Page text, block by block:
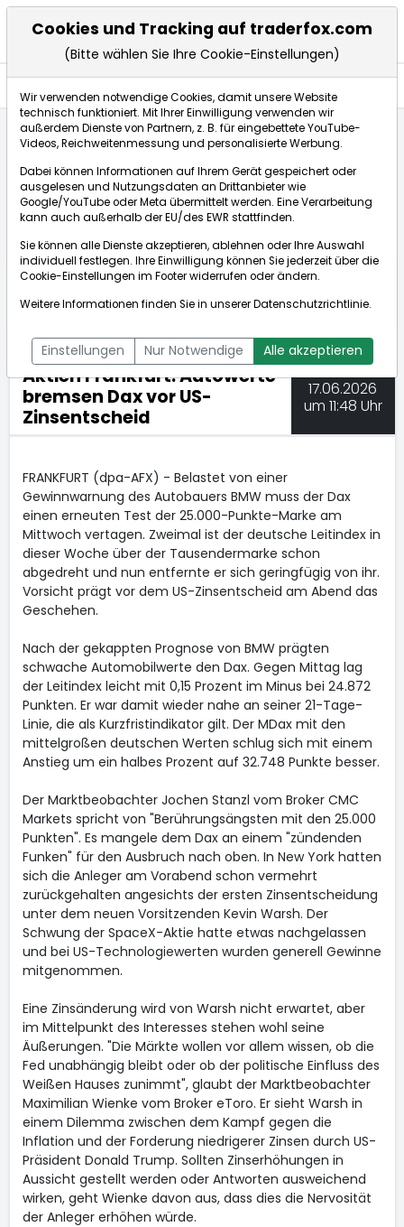
Aktien Frankfurt: Autowerte bremsen Dax vor US-Zin...
dpa-AFX Compact
ÜBERSICHT DPA-AFX PROFEED
DPA-AFX COMPACT
NEWSBOT
Aktien Frankfurt: Autowerte
bremsen Dax vor US-
Zinsentscheid
17.06.2026
um 11:48 Uhr
FRANKFURT (dpa-AFX) - Belastet von einer
Gewinnwarnung des Autobauers BMW muss der Dax
einen erneuten Test der 25.000-Punkte-Marke am
Mittwoch vertagen. Zweimal ist der deutsche Leitindex in
dieser Woche über der Tausendermarke schon
abgedreht und nun entfernte er sich geringfügig von ihr.
Vorsicht prägt vor dem US-Zinsentscheid am Abend das
Geschehen.
Nach der gekappten Prognose von BMW prägten
schwache Automobilwerte den Dax. Gegen Mittag lag
der Leitindex leicht mit 0,15 Prozent im Minus bei 24.872
Punkten. Er war damit wieder nahe an seiner 21-Tage-
Linie, die als Kurzfristindikator gilt. Der MDax mit den
mittelgroßen deutschen Werten schlug sich mit einem
Anstieg um ein halbes Prozent auf 32.748 Punkte besser.
Der Marktbeobachter Jochen Stanzl vom Broker CMC
Markets spricht von "Berührungsängsten mit den 25.000
Punkten". Es mangele dem Dax an einem "zündenden
Funken" für den Ausbruch nach oben. In New York hatten
sich die Anleger am Vorabend schon vermehrt
zurückgehalten angesichts der ersten Zinsentscheidung
unter dem neuen Vorsitzenden Kevin Warsh. Der
Schwung der SpaceX-Aktie hatte etwas nachgelassen
und bei US-Technologiewerten wurden generell Gewinne
mitgenommen.
Eine Zinsänderung wird von Warsh nicht erwartet, aber
im Mittelpunkt des Interesses stehen wohl seine
Äußerungen. "Die Märkte wollen vor allem wissen, ob die
Fed unabhängig bleibt oder ob der politische Einfluss des
Weißen Hauses zunimmt", glaubt der Marktbeobachter
Maximilian Wienke vom Broker eToro. Er sieht Warsh in
einem Dilemma zwischen dem Kampf gegen die
Inflation und der Forderung niedrigerer Zinsen durch US-
Präsident Donald Trump. Sollten Zinserhöhungen in
Aussicht gestellt werden oder Antworten ausweichend
wirken, geht Wienke davon aus, dass dies die Nervosität
der Anleger erhöhen würde.
Cookies und Tracking auf traderfox.com
(Bitte wählen Sie Ihre Cookie-Einstellungen)
Wir verwenden notwendige Cookies, damit unsere Website
technisch funktioniert. Mit Ihrer Einwilligung verwenden wir
außerdem Dienste von Partnern, z. B. für eingebettete YouTube-
Videos, Reichweitenmessung und personalisierte Werbung.
Dabei können Informationen auf Ihrem Gerät gespeichert oder
ausgelesen und Nutzungsdaten an Drittanbieter wie
Google/YouTube oder Meta übermittelt werden. Eine Verarbeitung
kann auch außerhalb der EU/des EWR stattfinden.
Sie können alle Dienste akzeptieren, ablehnen oder Ihre Auswahl
individuell festlegen. Ihre Einwilligung können Sie jederzeit über die
Cookie-Einstellungen im Footer widerrufen oder ändern.
Weitere Informationen finden Sie in unsererDatenschutzrichtlinie.
Einstellungen Nur Notwendige Alle akzeptieren